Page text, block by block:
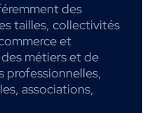
des
tailles, collectivités
et
métiers et de
professionnelles,
associations,